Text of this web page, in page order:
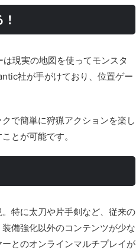
現実の地図を使ってモンスタ
社が手がけており、位置ゲー
で簡単に狩猟アクションを楽し
とが可能です。
特に太刀や片手剣など、従来の
備強化以外のコンテンツが少な
とのオンラインマルチプレイが